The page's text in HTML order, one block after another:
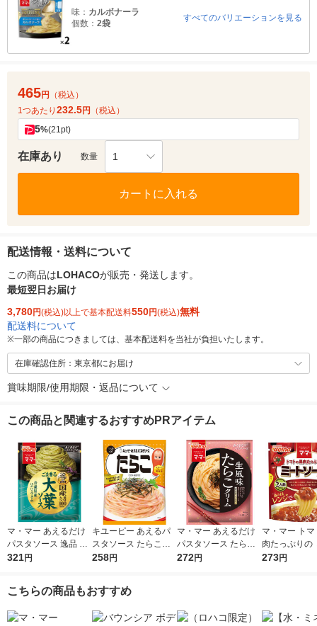
味： カルボナーラ
個数： 2袋
すべてのバリエーションを見る
465円
（税込）
1つあたり 232.5円 （税込）
5%(21pt)
在庫あり 数量 1
カートに入れる
配送情報・送料について
この商品はLOHACOが販売・発送します。
最短翌日お届け
3,780円(税込)以上で基本配送料550円(税込)無料
配送料について
※一部の商品につきましては、基本配送料を当社が負担いたします。
在庫確認住所：東京都にお届け
賞味期限/使用期限・返品について
この商品と関連するおすすめPRアイテム
マ・マー あえるだけ
パスタソース 逸品 ご
ま香る大葉ソース ＜1
321円
キユーピー あえるパ
スタソース たらこ（1
人前×2）1個
258円
マ・マー あえるだけ
パスタソース たらこ
クリーム 生風味 1人
272円
マ・マー ト
肉たっぷりの
ソース 2人前
273円
こちらの商品もおすすめ